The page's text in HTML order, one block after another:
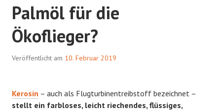
Palmöl für die
Ökoflieger?
Veröffentlicht am 10. Februar 2019
Kerosin – auch als Flugturbinentreibstoff bezeichnet –
stellt ein farbloses, leicht riechendes, flüssiges,